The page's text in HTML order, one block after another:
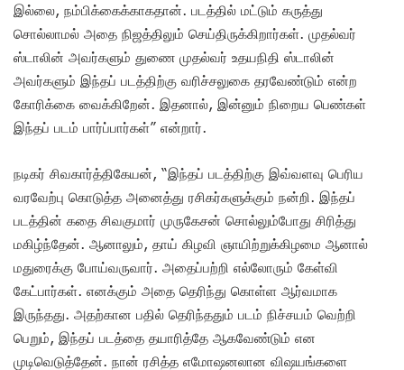
இல்லை, நம்பிக்கைக்காகதான். படத்தில் மட்டும் கருத்து
சொல்லாமல் அதை நிஜத்திலும் செய்திருக்கிறார்கள். முதல்வர்
ஸ்டாலின் அவர்களும் துணை முதல்வர் உதயநிதி ஸ்டாலின்
அவர்களும் இந்தப் படத்திற்கு வரிச்சலுகை தரவேண்டும் என்ற
கோரிக்கை வைக்கிறேன். இதனால், இன்னும் நிறைய பெண்கள்
இந்தப் படம் பார்ப்பார்கள்” என்றார்.
நடிகர் சிவகார்த்திகேயன், “இந்தப் படத்திற்கு இவ்வளவு பெரிய
வரவேற்பு கொடுத்த அனைத்து ரசிகர்களுக்கும் நன்றி. இந்தப்
படத்தின் கதை சிவகுமார் முருகேசன் சொல்லும்போது சிரித்து
மகிழ்ந்தேன். ஆனாலும், தாய் கிழவி ஞாயிற்றுக்கிழமை ஆனால்
மதுரைக்கு போய்வருவார். அதைப்பற்றி எல்லோரும் கேள்வி
கேட்பார்கள். எனக்கும் அதை தெரிந்து கொள்ள ஆர்வமாக
இருந்தது. அதற்கான பதில் தெரிந்ததும் படம் நிச்சயம் வெற்றி
பெறும், இந்தப் படத்தை தயாரித்தே ஆகவேண்டும் என
முடிவெடுத்தேன். நான் ரசித்த எமோஷனலான விஷயங்களை